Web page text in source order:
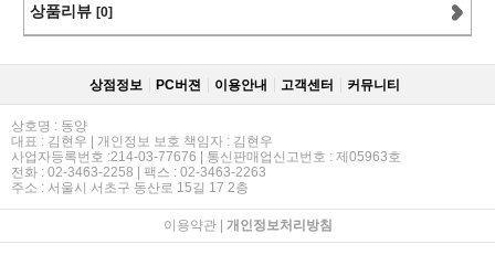
상품리뷰 [0]
상점정보 PC버젼 이용안내 고객센터 커뮤니티
상호명 : 동양
대표 : 김현우 | 개인정보 보호 책임자 : 김현우
사업자등록번호 :214-03-77676 | 통신판매업신고번호 : 제05963호
전화 : 02-3463-2258 | 팩스 : 02-3463-2263
주소 : 서울시 서초구 동산로 15길 17 2층
이용약관| 개인정보처리방침